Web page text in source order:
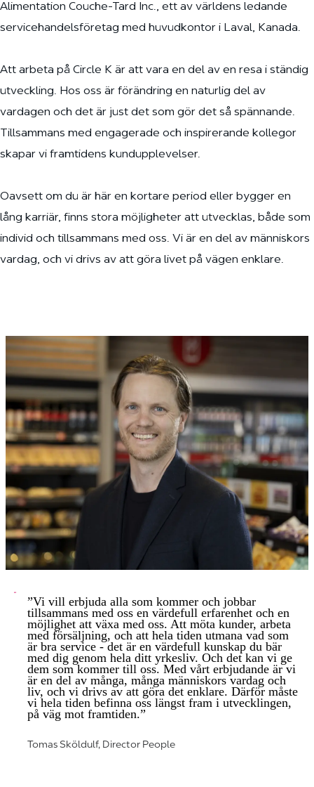
Alimentation Couche-Tard Inc., ett av världens ledande
servicehandelsföretag med huvudkontor i Laval, Kanada.
Att arbeta på Circle K är att vara en del av en resa i ständig
utveckling. Hos oss är förändring en naturlig del av
vardagen och det är just det som gör det så spännande.
Tillsammans med engagerade och inspirerande kollegor
skapar vi framtidens kundupplevelser.
Oavsett om du är här en kortare period eller bygger en
lång karriär, finns stora möjligheter att utvecklas, både som
individ och tillsammans med oss. Vi är en del av människors
vardag, och vi drivs av att göra livet på vägen enklare.
”Vi vill erbjuda alla som kommer och jobbar
tillsammans med oss en värdefull erfarenhet och en
möjlighet att växa med oss. Att möta kunder, arbeta
med försäljning, och att hela tiden utmana vad som
är bra service - det är en värdefull kunskap du bär
med dig genom hela ditt yrkesliv. Och det kan vi ge
dem som kommer till oss. Med vårt erbjudande är vi
är en del av många, många människors vardag och
liv, och vi drivs av att göra det enklare. Därför måste
vi hela tiden befinna oss längst fram i utvecklingen,
på väg mot framtiden.”
Tomas Sköldulf, Director People